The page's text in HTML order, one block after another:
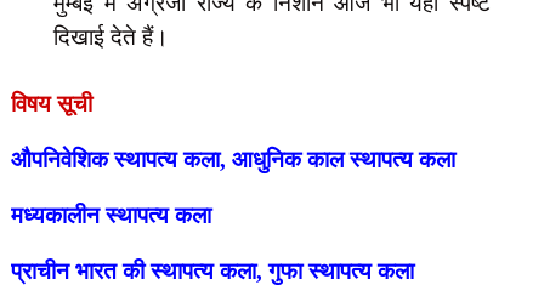
दिखाई देते हैं।
विषय सूची
औपनिवेशिक स्थापत्य कला, आधुनिक काल स्थापत्य कला
मध्यकालीन स्थापत्य कला
प्राचीन भारत की स्थापत्य कला, गुफा स्थापत्य कला